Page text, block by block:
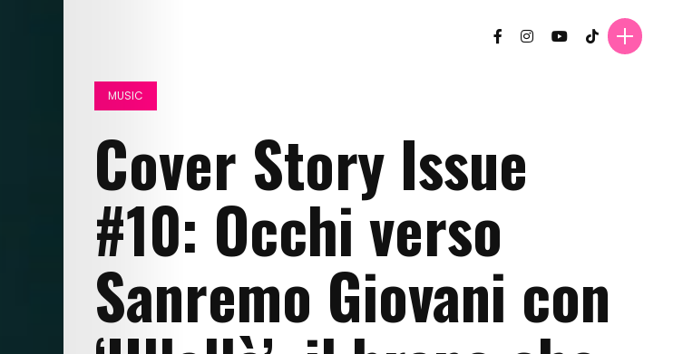
MUSIC
Cover Story Issue
#10: Occhi verso
Sanremo Giovani con